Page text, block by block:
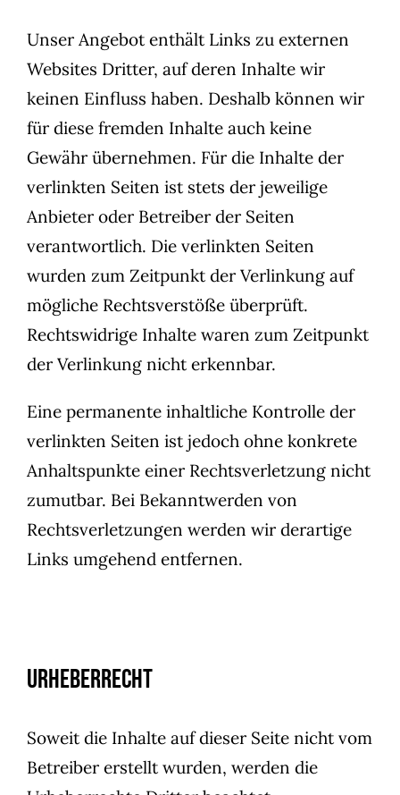
Unser Angebot enthält Links zu externen
Websites Dritter, auf deren Inhalte wir
keinen Einfluss haben. Deshalb können wir
für diese fremden Inhalte auch keine
Gewähr übernehmen. Für die Inhalte der
verlinkten Seiten ist stets der jeweilige
Anbieter oder Betreiber der Seiten
verantwortlich. Die verlinkten Seiten
wurden zum Zeitpunkt der Verlinkung auf
mögliche Rechtsverstöße überprüft.
Rechtswidrige Inhalte waren zum Zeitpunkt
der Verlinkung nicht erkennbar.
Eine permanente inhaltliche Kontrolle der
verlinkten Seiten ist jedoch ohne konkrete
Anhaltspunkte einer Rechtsverletzung nicht
zumutbar. Bei Bekanntwerden von
Rechtsverletzungen werden wir derartige
Links umgehend entfernen.
Urheberrecht
Soweit die Inhalte auf dieser Seite nicht vom
Betreiber erstellt wurden, werden die